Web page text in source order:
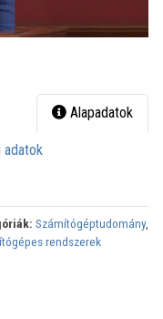
Alapadatok
adatok
Számítógéptudomány,
rendszerek